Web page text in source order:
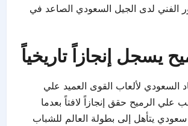
الفني لدى الجيل السعودي الصاعد في
يسجل إنجازاً تاريخياً
السعودي لألعاب القوى العميد علي
علي الرميح حقق إنجازاً لافتاً بعدما
يتأهل إلى بطولة العالم للشباب